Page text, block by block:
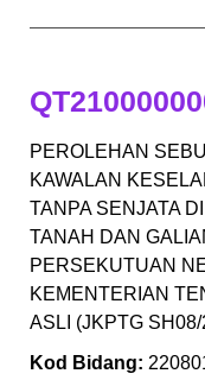
PEROLEHAN
KAWALAN
TANPA SENJATA
TANAH DAN
PERSEKUTUAN
KEMENTERIAN
ASLI (JKPTG
Kod Bidang: